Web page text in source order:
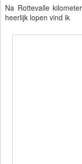
Na Rottevalle
heerlijk lopen vind ik